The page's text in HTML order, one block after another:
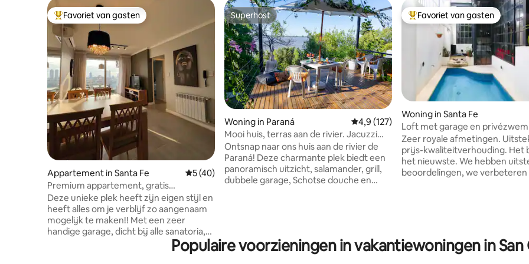
Topfavoriet van gasten
Favoriet van gasten
Appartement in Santa Fe Gemiddelde beoordeling van 5 uit 5, 40 recensies
5 (40)
Premium appartement, gratis
parkeergarage, uitstekende locatie
Deze unieke plek heeft zijn eigen stijl en
heeft alles om je verblijf zo aangenaam
mogelijk te maken!! Met een zeer
handige garage, dicht bij alle sanatoria,
op 2 straten van de voetgangerszone, op
3 straten van de prachtige boulevard
Superhost
Superhost
Woning in Paraná Gemiddelde beoordeling van 4,9 uit 5, 127
4,9 (127)
Mooi huis, terras aan de rivier. Jacuzzi
met airconditioning
Ontsnap naar ons huis aan de rivier de
Paraná! Deze charmante plek biedt een
panoramisch uitzicht, salamander, grill,
dubbele garage, Schotse douche en
comfortabele bedden en gezellige
ruimtes liggen voor u klaar. Maak van de
gelegenheid gebruik om de rust en
Topfavoriet van gasten
Favoriet van gasten
Woning in Santa Fe
Loft met garage en
Recoleta.
Zeer royale afmetingen.
prijs-kwaliteitverhouding. Het
het nieuwste. We hebben
beoordelingen, we verbeteren
pand. We kijken ernaar uit om
ontmoeten, je vraag stoort
Populaire voorzieningen in vakantiewoningen in